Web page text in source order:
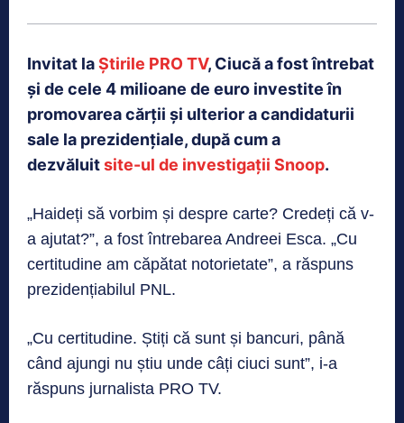
Invitat laȘtirile PRO TV, Ciucă a fost întrebat
și de cele 4 milioane de euro investite în
promovarea cărții și ulterior a candidaturii
sale la prezidențiale, după cum a
dezvăluitsite-ul de investigații Snoop.
„Haideți să vorbim și despre carte? Credeți că v-
a ajutat?”, a fost întrebarea Andreei Esca. „Cu
certitudine am căpătat notorietate”, a răspuns
prezidențiabilul PNL.
„Cu certitudine. Știți că sunt și bancuri, până
când ajungi nu știu unde câți ciuci sunt”, i-a
răspuns jurnalista PRO TV.